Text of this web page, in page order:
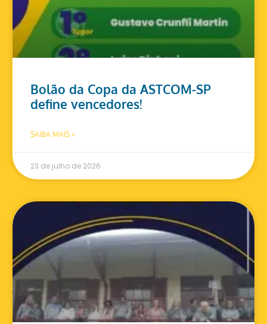
Bolão da Copa da ASTCOM-SP
define vencedores!
SAIBA MAIS »
23 de julho de 2026